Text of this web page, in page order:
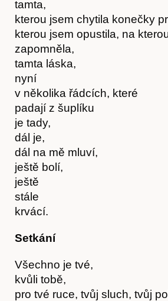
Kontakt
tamta,
kterou jsem chytila konečky
kterou jsem opustila, na
zapomněla,
tamta láska,
nyní
v několika řádcích, které
padají z šuplíku
je tady,
dál je,
dál na mě mluví,
ještě bolí,
ještě
stále
krvácí.
Setkání
Všechno je tvé,
kvůli tobě,
pro tvé ruce, tvůj sluch, tvůj